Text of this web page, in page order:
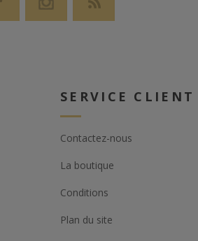
SERVICE CLIENT
Contactez-nous
La boutique
Conditions
Plan du site